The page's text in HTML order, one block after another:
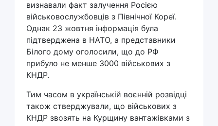
визнавали факт залучення Росією
військовослужбовців з Північної Кореї.
Однак 23 жовтня інформація була
підтверджена в НАТО, а представники
Білого дому оголосили, що до РФ
прибуло не менше 3000 військових з
КНДР.
Тим часом в українській воєнній розвідці
також стверджували, що військових з
КНДР звозять на Курщину вантажівками з